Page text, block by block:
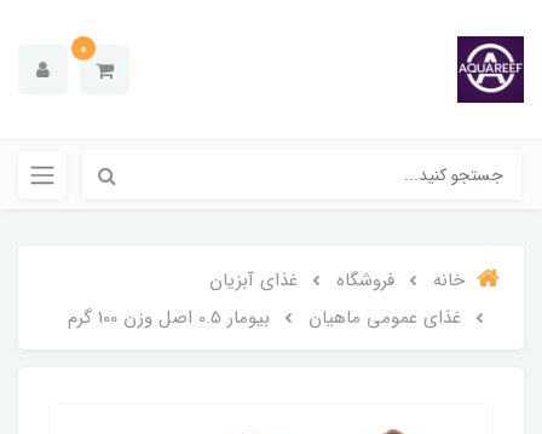
0
خانه فروشگاه
غذای آبزیان
غذای عمومی ماهیان
بیومار 0.5 اصل وزن 100 گرم